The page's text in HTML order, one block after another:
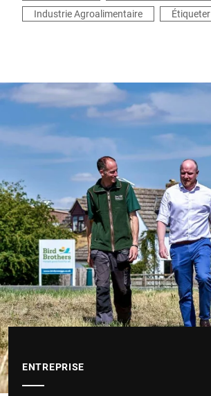
Industrie Agroalimentaire
Étiqueter
ENTREPRISE